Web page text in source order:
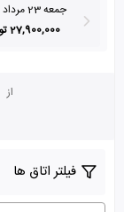
جمعه 23 مرداد
27,900,000 تومان
از
فیلتر اتاق ها